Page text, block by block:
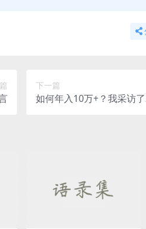
下一篇
如何年入10万+？我采访